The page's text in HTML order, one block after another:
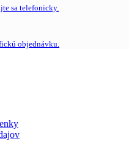
sa telefonicky.
objednávku.